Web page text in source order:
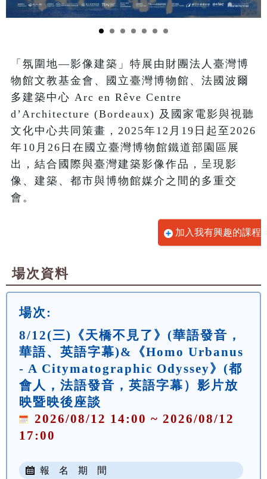
「氛圍地—影像建築」特展由財團法人臺灣博
物館文教基金會、國立臺灣博物館、法國波爾
多建築中心 Arc en Rêve Centre
d’Architecture (Bordeaux) 及國家電影與視聽
文化中心共同策畫，2025年12月19日起至2026
年10月26日在國立臺灣博物館鐵道部園區展
出，結合國際與臺灣建築影像作品，呈現影
像、建築、都市與博物館媒介之間的多重交
會。
加入我有興趣的課程
場次資料
場次:
8/12(三)《天橋不見了》(華語發音，
華語、英語字幕)&《Homo Urbanus
- A Citymatographic Odyssey》(都
會人，法語發音，英語字幕）影片放
映暨映後座談
2026/08/12 14:00 ~ 2026/08/12
17:00
報 名 期 間